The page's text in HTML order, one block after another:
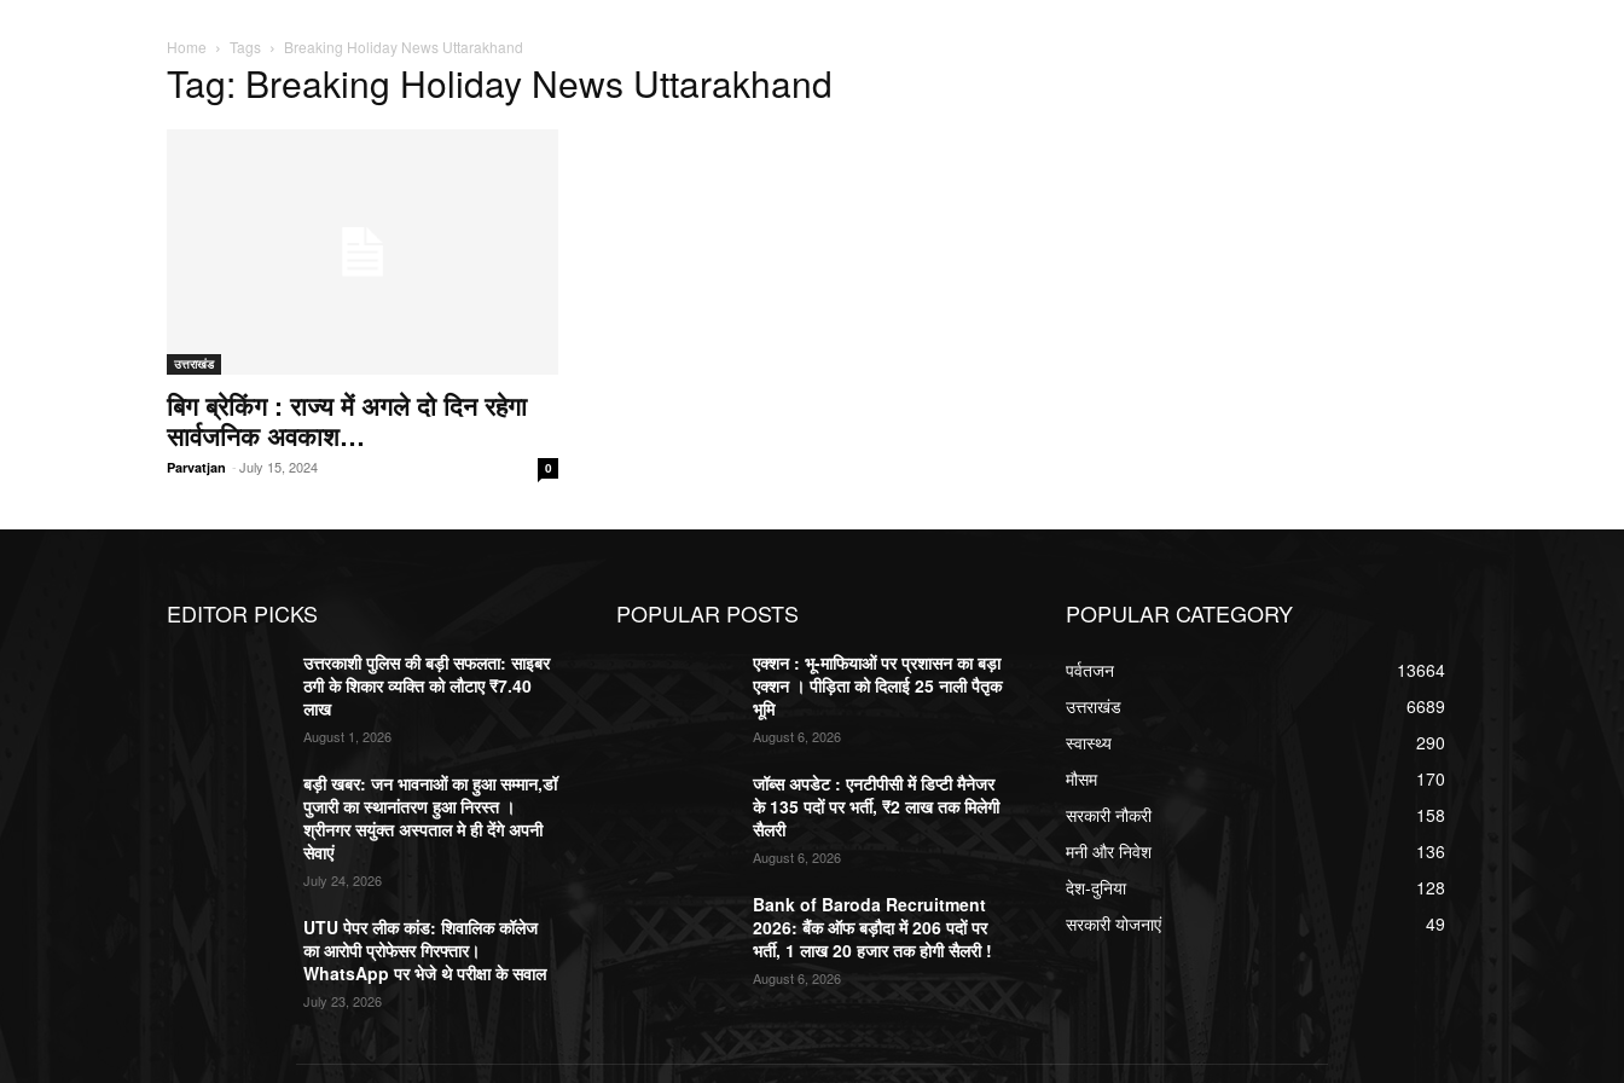
Home Tags Breaking Holiday News Uttarakhand
Tag: Breaking Holiday News Uttarakhand
उत्तराखंड
बिग ब्रेकिंग : राज्य में अगले दो दिन रहेगा
सार्वजनिक अवकाश…
Parvatjan -July 15, 2024 0
EDITOR PICKS
उत्तरकाशी पुलिस की बड़ी सफलता: साइबर
ठगी के शिकार व्यक्ति को लौटाए ₹7.40
लाख
August 1, 2026
बड़ी खबर: जन भावनाओं का हुआ सम्मान,डॉ
पुजारी का स्थानांतरण हुआ निरस्त ।
श्रीनगर सयुंक्त अस्पताल मे ही देंगे अपनी
सेवाएं
July 24, 2026
UTU पेपर लीक कांड: शिवालिक कॉलेज
का आरोपी प्रोफेसर गिरफ्तार।
WhatsApp पर भेजे थे परीक्षा के सवाल
July 23, 2026
POPULAR POSTS
एक्शन : भू-माफियाओं पर प्रशासन का बड़ा
एक्शन । पीड़िता को दिलाई 25 नाली पैतृक
भूमि
August 6, 2026
जॉब्स अपडेट : एनटीपीसी में डिप्टी मैनेजर
के 135 पदों पर भर्ती, ₹2 लाख तक मिलेगी
सैलरी
August 6, 2026
Bank of Baroda Recruitment
2026: बैंक ऑफ बड़ौदा में 206 पदों पर
भर्ती, 1 लाख 20 हजार तक होगी सैलरी !
August 6, 2026
POPULAR CATEGORY
पर्वतजन
13664
उत्तराखंड
6689
स्वास्थ्य
290
मौसम
170
सरकारी नौकरी
158
मनी और निवेश
136
देश-दुनिया
128
सरकारी योजनाएं
49